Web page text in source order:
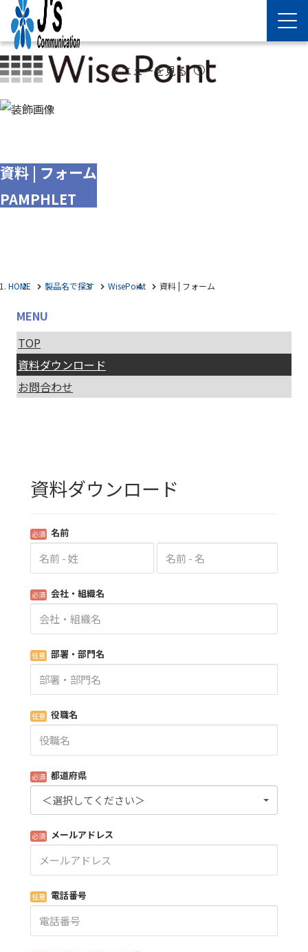
メニューを見る arrow_circle_down
資料 | フォーム
PAMPHLET
HOME 製品名で探す WisePoint 資料 | フォーム
MENU
TOP
資料ダウンロード
お問合わせ